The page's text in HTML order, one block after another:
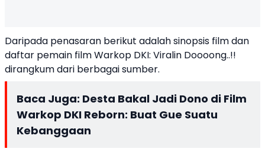
Daripada penasaran berikut adalah sinopsis film dan
daftar pemain film Warkop DKI: Viralin Doooong..!!
dirangkum dari berbagai sumber.
Baca Juga: Desta Bakal Jadi Dono di Film
Warkop DKI Reborn: Buat Gue Suatu
Kebanggaan